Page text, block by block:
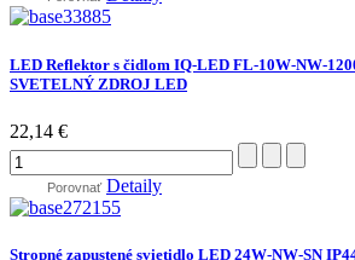
LED Reflektor s čidlom IQ-LED FL-10W-NW-
SVETELNÝ ZDROJ LED
22,14 €
Porovnať Detaily
Stropné zapustené svietidlo LED 24W-NW-SN